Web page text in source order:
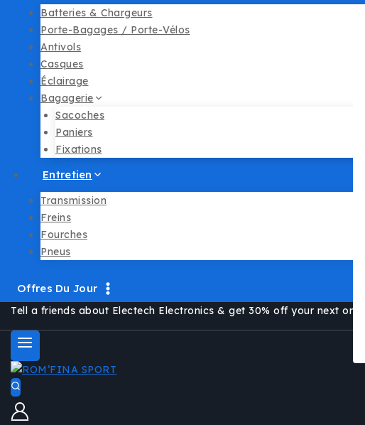
Batteries & Chargeurs
Porte-Bagages / Porte-Vélos
Antivols
Casques
Éclairage
Bagagerie
Sacoches
Paniers
Fixations
Entretien
Transmission
Freins
Fourches
Pneus
Offres Du Jour
Tell a friends about Electech Electronics & get 30% off your next order.